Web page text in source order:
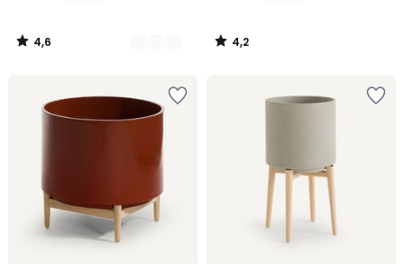
4,6
/
4,2
/